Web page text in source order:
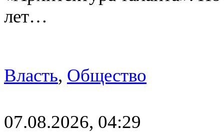
лет…
Власть, Общество
07.08.2026, 04:29